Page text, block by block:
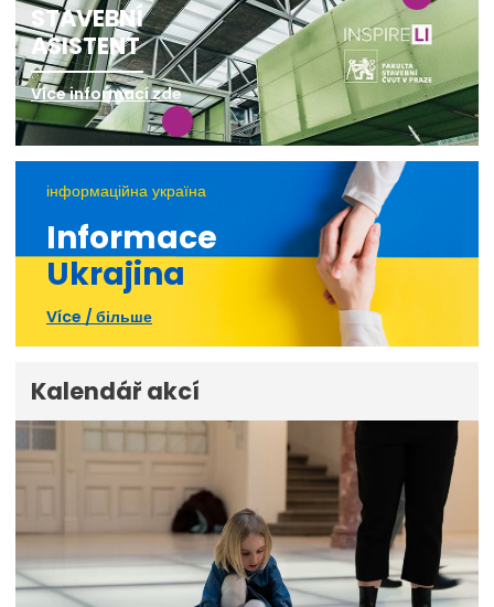
STAVEBNÍ
ASISTENT
Více informací zde
інформаційна україна
Informace
Ukrajina
Více / більше
Kalendář akcí